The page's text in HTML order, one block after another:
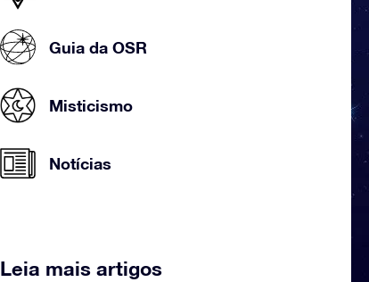
Guia da OSR
Misticismo
Notícias
Leia mais artigos